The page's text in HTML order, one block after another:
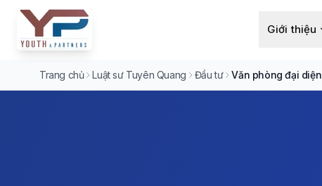
Giới thiệu
Trang chủ Luật sư Tuyên Quang Đầu tư Văn phòng đại diện